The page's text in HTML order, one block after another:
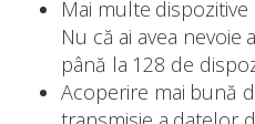
Mai multe
Nu că ai avea nevoie
până la 128 de
Acoperire mai bună